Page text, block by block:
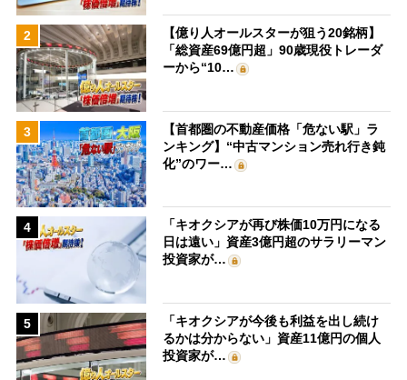
2
【億り人オールスターが狙う20銘柄】
「総資産69億円超」90歳現役トレーダ
ーから“10…
3
【首都圏の不動産価格「危ない駅」ラ
ンキング】“中古マンション売れ行き鈍
化”のワー…
4
「キオクシアが再び株価10万円になる
日は遠い」資産3億円超のサラリーマン
投資家が…
5
「キオクシアが今後も利益を出し続け
るかは分からない」資産11億円の個人
投資家が…